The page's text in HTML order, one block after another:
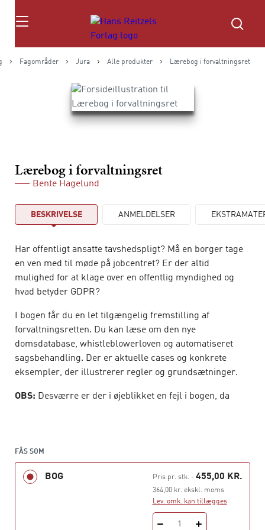
Søg
Fagområder Jura Alle produkter Lærebog i forvaltningsret
Lærebog i forvaltningsret
Bente Hagelund
BESKRIVELSE ANMELDELSER
Har offentligt ansatte tavshedspligt? Må en borger tage
en ven med til møde på jobcentret? Er der altid
mulighed for at klage over en offentlig myndighed og
hvad betyder GDPR?
I bogen får du en let tilgængelig fremstilling af
forvaltningsretten. Du kan læse om den nye
domsdatabase, whistleblowerloven og automatiseret
sagsbehandling. Der er aktuelle cases og konkrete
eksempler, der illustrerer regler og grundsætninger.
OBS: Desværre er der i øjeblikket en fejl i bogen, da
indsættes på flappen ved henvendelse
til
Bogen er opdelt i tre dele. Første del (kapitel 1-4)
beskriver det retlige landskab, som forvaltningsretten
befinder sig i. Hvad er ”forvaltningsret”, og hvordan
FÅS SOM
BOG Pris pr. stk.- 455,00 KR.
364,00 kr. ekskl. moms
Lev. omk. kan tillægges
1